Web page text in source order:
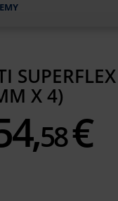
X 4)
58€